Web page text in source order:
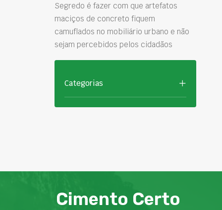
Segredo é fazer com que artefatos
maciços de concreto fiquem
camuflados no mobiliário urbano e não
sejam percebidos pelos cidadãos
Categorias
Cimento Certo